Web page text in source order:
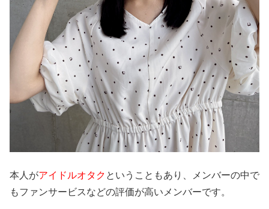
本人がアイドルオタク ということもあり、メンバーの中で
もファンサービスなどの評価が高いメンバーです。